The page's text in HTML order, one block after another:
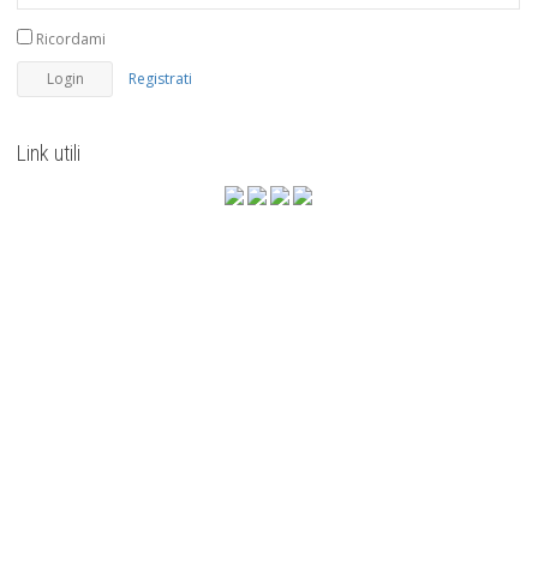
Ricordami
Registrati
Link utili